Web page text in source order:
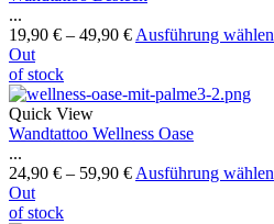
...
19,90 € – 49,90 € Ausführung wählen
Out
of stock
Quick View
Wandtattoo Wellness Oase
...
24,90 € – 59,90 € Ausführung wählen
Out
of stock